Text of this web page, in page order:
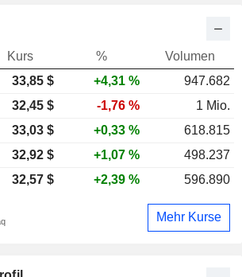
Kurs %
Volumen
33,85 $ +4,31 %
947.682
32,45 $ -1,76 %
1 Mio.
33,03 $ +0,33 %
618.815
32,92 $ +1,07 %
498.237
32,57 $ +2,39 % 596.890
Mehr Kurse